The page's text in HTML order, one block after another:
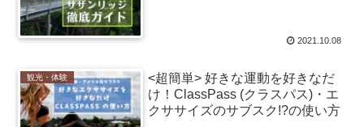
2021.10.08
観光・体験
<超簡単> 好きな運動を好きなだ
け！ClassPass (クラスパス)・エ
クササイズのサブスク!?の使い方